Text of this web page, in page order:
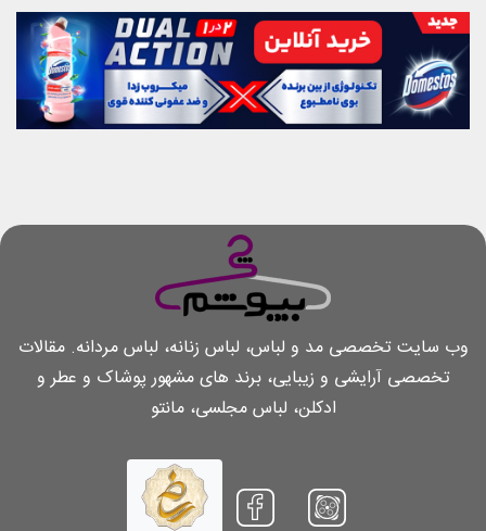
وب سایت تخصصی مد و لباس، لباس زنانه، لباس مردانه. مقالات
تخصصی آرایشی و زیبایی، برند های مشهور پوشاک و عطر و
ادکلن، لباس مجلسی، مانتو